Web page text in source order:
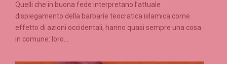
Quelli che in buona fede interpretano l’attuale
dispiegamento della barbarie teocratica islamica come
effetto di azioni occidentali, hanno quasi sempre una cosa
in comune: loro...